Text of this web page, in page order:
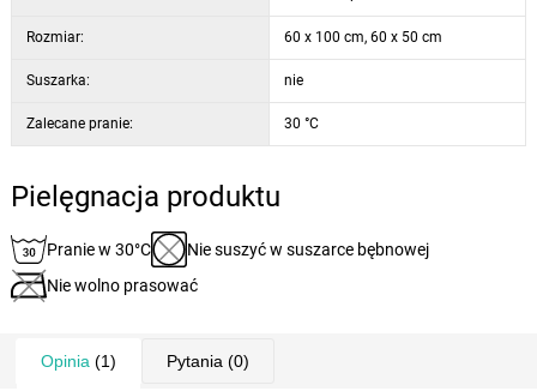
Rozmiar: 60 x 100 cm, 60 x 50 cm
Suszarka: nie
Zalecane pranie: 30 °C
Pielęgnacja produktu
Pranie w 30°C
Nie suszyć w suszarce bębnowej
Nie wolno prasować
Opinia (1) Pytania (0)